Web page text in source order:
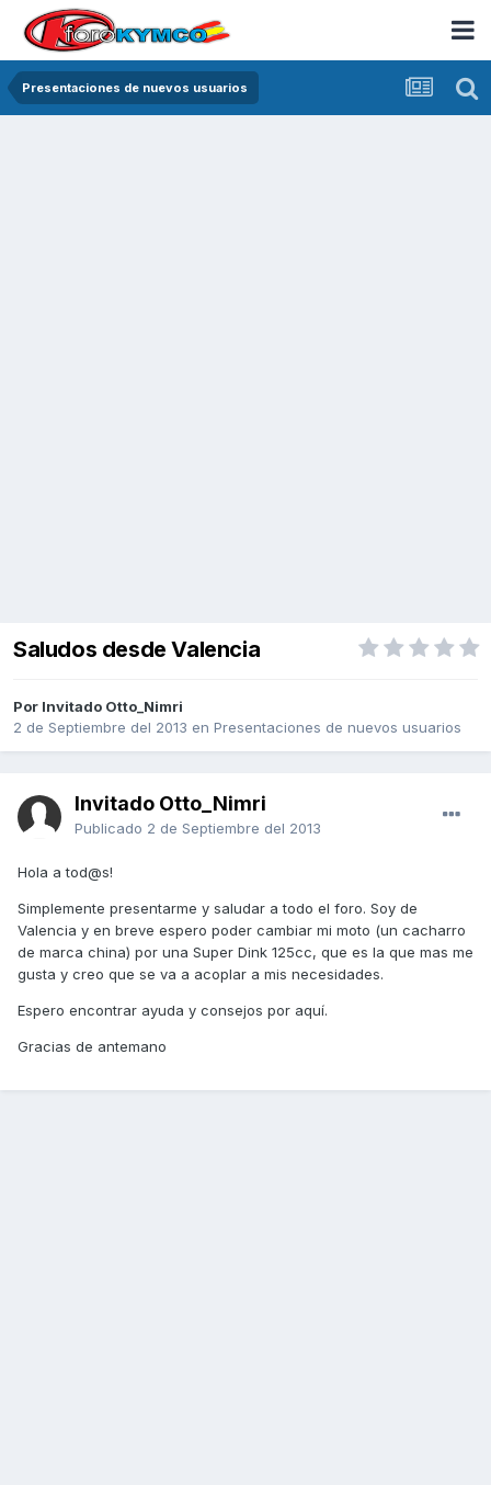
Presentaciones de nuevos usuarios
Saludos desde Valencia
Por Invitado Otto_Nimri
2 de Septiembre del 2013 en Presentaciones de nuevos usuarios
Invitado Otto_Nimri
Publicado 2 de Septiembre del 2013
Hola a tod@s!
Simplemente presentarme y saludar a todo el foro. Soy de
Valencia y en breve espero poder cambiar mi moto (un cacharro
de marca china) por una Super Dink 125cc, que es la que mas me
gusta y creo que se va a acoplar a mis necesidades.
Espero encontrar ayuda y consejos por aquí.
Gracias de antemano